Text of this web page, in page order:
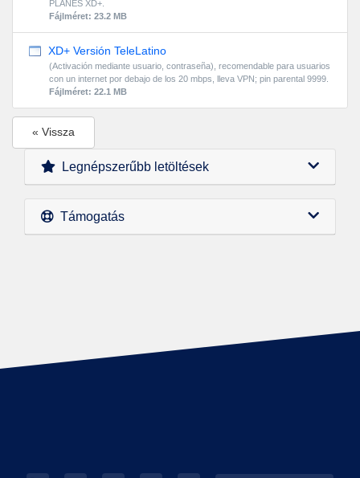
PLANES XD+.
Fájlméret: 23.2 MB
XD+ Versión TeleLatino
(Activación mediante usuario, contraseña), recomendable para usuarios
con un internet por debajo de los 20 mbps, lleva VPN; pin parental 9999.
Fájlméret: 22.1 MB
« Vissza
Legnépszerűbb letöltések
Támogatás